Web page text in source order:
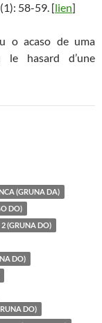
58-59. [lien]
o acaso de uma
le hasard d’une
(GRUNA DA)
DO)
(GRUNA DO)
DO)
DO)